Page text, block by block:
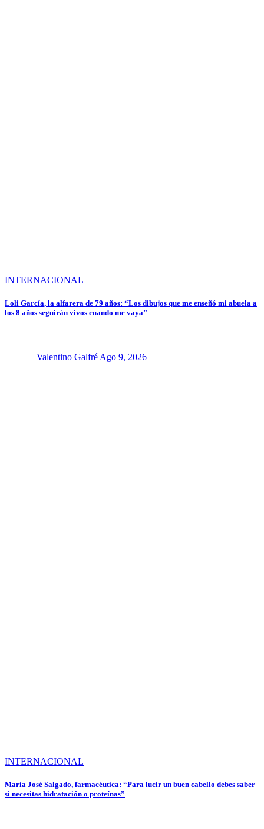
INTERNACIONAL
Loli García, la alfarera de 79 años: “Los dibujos que me enseñó mi abuela a
los 8 años seguirán vivos cuando me vaya”
Valentino Galfré Ago 9, 2026
INTERNACIONAL
María José Salgado, farmacéutica: “Para lucir un buen cabello debes saber
si necesitas hidratación o proteínas”